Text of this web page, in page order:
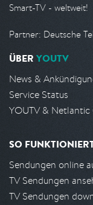
Smart-TV - weltweit!
Partner: Deutsche
ÜBER YOUTV
News &
Service Status
YOUTV & Netlantic
SO
Sendungen online
TV Sendungen
TV Sendungen